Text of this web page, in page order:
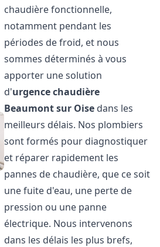
chaudière fonctionnelle,
notamment pendant les
périodes de froid, et nous
sommes déterminés à vous
apporter une solution
d'urgence chaudière
Beaumont sur Oise dans les
meilleurs délais. Nos plombiers
sont formés pour diagnostiquer
et réparer rapidement les
pannes de chaudière, que ce soit
une fuite d'eau, une perte de
pression ou une panne
électrique. Nous intervenons
dans les délais les plus brefs,